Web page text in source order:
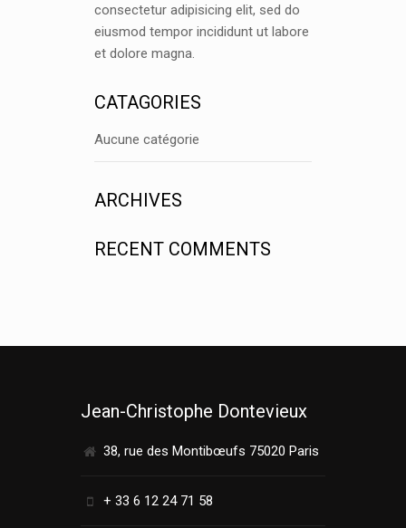
consectetur adipisicing elit, sed do
eiusmod tempor incididunt ut labore
et dolore magna.
CATAGORIES
Aucune catégorie
ARCHIVES
RECENT COMMENTS
Jean-Christophe Dontevieux
38, rue des Montibœufs 75020 Paris
+ 33 6 12 24 71 58